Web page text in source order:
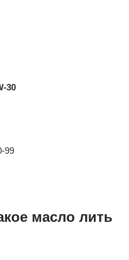
30
99
масло лить